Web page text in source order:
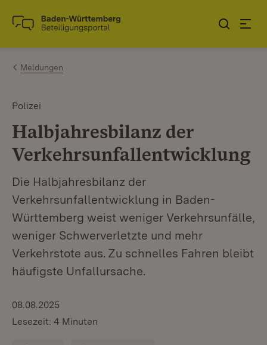
Zum Inhalt springen
Link zur Startseite
Meldungen
Polizei
Halbjahresbilanz der
Verkehrsunfallentwicklung
Die Halbjahresbilanz der
Verkehrsunfallentwicklung in Baden-
Württemberg weist weniger Verkehrsunfälle,
weniger Schwerverletzte und mehr
Verkehrstote aus. Zu schnelles Fahren bleibt
häufigste Unfallursache.
08.08.2025
Lesezeit: 4 Minuten